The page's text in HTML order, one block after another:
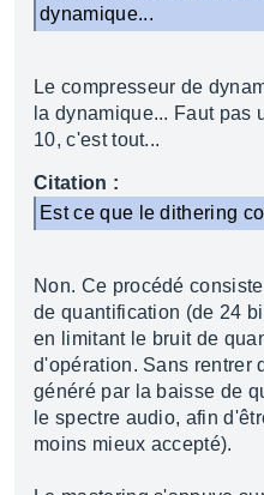
dynamique...
Le compresseur de
la dynamique... Faut pas
10, c'est tout...
Citation :
Est ce que le dithering
Non. Ce procédé
de quantification (de 24
en limitant le bruit de
d'opération. Sans rentrer
généré par la baisse de
le spectre audio, afin
moins mieux accepté).